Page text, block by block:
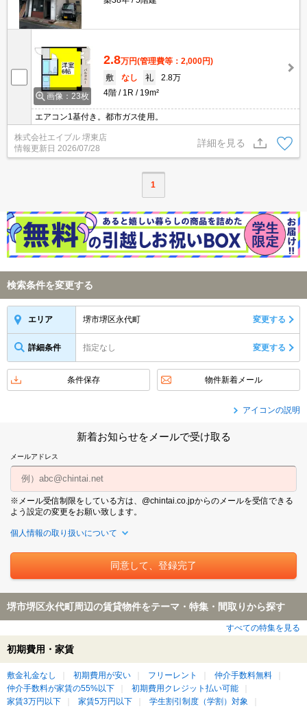
画像：23枚
2.8万円(管理費等：2,000円)
敷
なし 礼
2.8万
4階
1R 19m²
エアコン1基付き。都市ガス使用。
株式会社エイブル 堺東店
情報更新日 2026/07/28
詳細を見る
1
検索条件を変更する
エリア 堺市堺区永代町 変更する
詳細条件 指定なし 変更する
条件保存 物件新着メール
アイコンの説明
新着お知らせをメールで受け取る
メールアドレス
※メール受信制限をしている方は、@chintai.co.jpからのメールを受信できる
よう設定の変更をお願い致します。
個人情報の取り扱いについて
堺市堺区永代町周辺の賃貸物件をテーマ・特集・間取りから探す
すべての特集を見る
初期費用・家賃
敷金礼金なし 初期費用が安い フリーレント
仲介手数料無料
仲介手数料が家賃の55%以下
初期費用クレジット払い可能
家賃3万円以下
家賃5万円以下 学生割引制度（学割）対象